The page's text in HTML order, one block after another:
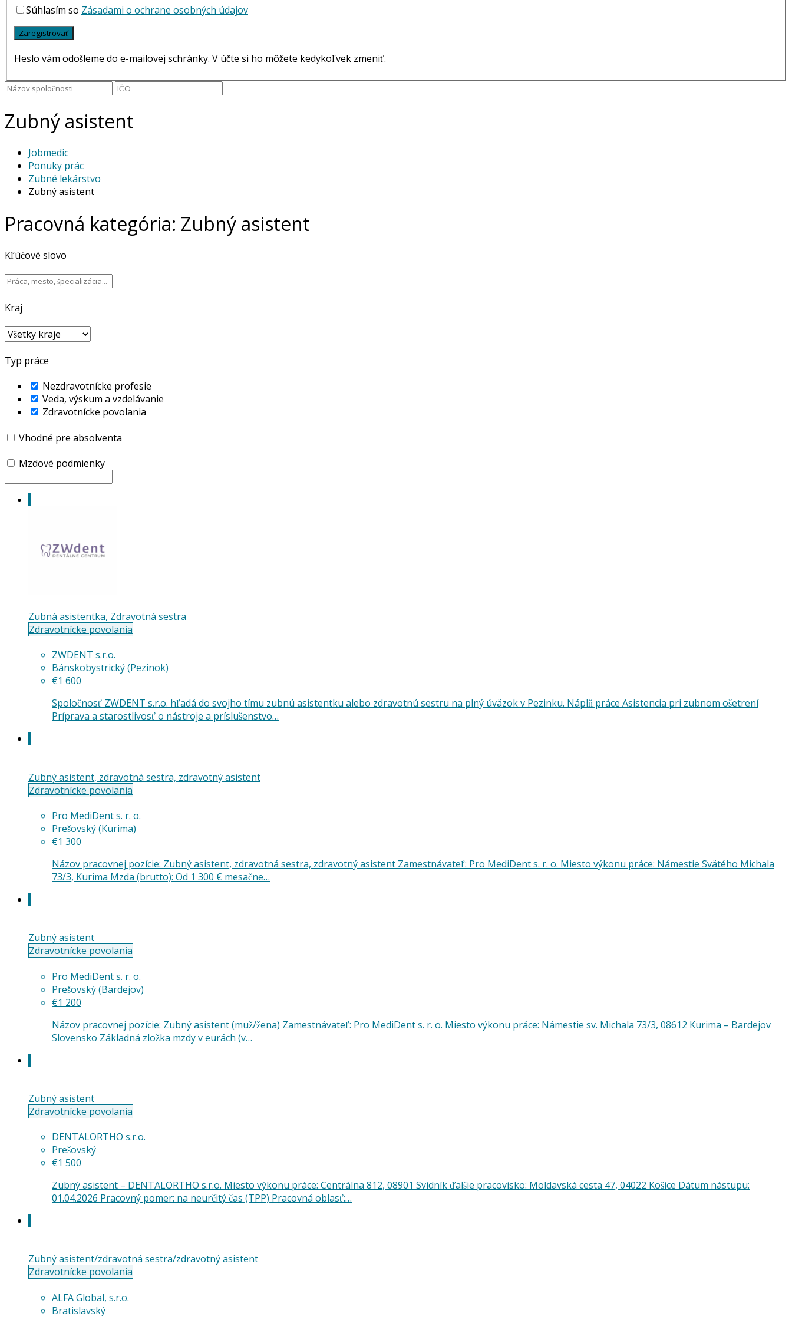
Súhlasím so Zásadami o ochrane osobných údajov
Heslo vám odošleme do e-mailovej schránky. V účte si ho môžete kedykoľvek zmeniť.
Zubný asistent
Jobmedic
Ponuky prác
Zubné lekárstvo
Zubný asistent
Pracovná kategória: Zubný asistent
Kľúčové slovo
Kraj
Typ práce
Nezdravotnícke profesie
Veda, výskum a vzdelávanie
Zdravotnícke povolania
Vhodné pre absolventa
Mzdové podmienky
Zubná asistentka, Zdravotná sestra
Zdravotnícke povolania
ZWDENT s.r.o.
Bánskobystrický (Pezinok)
€1 600
Spoločnosť ZWDENT s.r.o. hľadá do svojho tímu zubnú asistentku alebo zdravotnú sestru na plný úväzok v Pezinku. Náplň práce Asistencia pri zubnom ošetrení
Príprava a starostlivosť o nástroje a príslušenstvo…
Zubný asistent, zdravotná sestra, zdravotný asistent
Zdravotnícke povolania
Pro MediDent s. r. o.
Prešovský (Kurima)
€1 300
Názov pracovnej pozície: Zubný asistent, zdravotná sestra, zdravotný asistent Zamestnávateľ: Pro MediDent s. r. o. Miesto výkonu práce: Námestie Svätého Michala
73/3, Kurima Mzda (brutto): Od 1 300 € mesačne…
Zubný asistent
Zdravotnícke povolania
Pro MediDent s. r. o.
Prešovský (Bardejov)
€1 200
Názov pracovnej pozície: Zubný asistent (muž/žena) Zamestnávateľ: Pro MediDent s. r. o. Miesto výkonu práce: Námestie sv. Michala 73/3, 08612 Kurima – Bardejov
Slovensko Základná zložka mzdy v eurách (v…
Zubný asistent
Zdravotnícke povolania
DENTALORTHO s.r.o.
Prešovský
€1 500
Zubný asistent – DENTALORTHO s.r.o. Miesto výkonu práce: Centrálna 812, 08901 Svidník ďalšie pracovisko: Moldavská cesta 47, 04022 Košice Dátum nástupu:
01.04.2026 Pracovný pomer: na neurčitý čas (TPP) Pracovná oblasť:…
Zubný asistent/zdravotná sestra/zdravotný asistent
Zdravotnícke povolania
ALFA Global, s.r.o.
Bratislavský